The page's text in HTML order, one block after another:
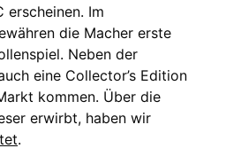
erscheinen. Im
die Macher erste
Neben der
eine Collector’s Edition
kommen. Über die
erwirbt, haben wir
.